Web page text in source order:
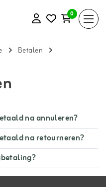
0
Betalen
na annuleren?
na retourneren?